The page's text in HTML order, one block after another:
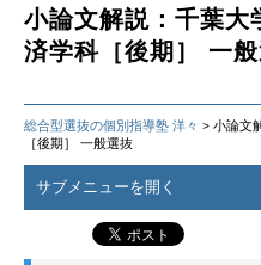
小論文解説：千葉大
済学科［後期］ 一
総合型選抜の個別指導塾 洋々 > 小論文
［後期］ 一般選抜
サブメニューを開く